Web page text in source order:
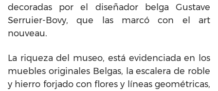
decoradas por el diseñador belga Gustave
Serruier-Bovy, que las marcó con el art
nouveau.
La riqueza del museo, está evidenciada en los
muebles originales Belgas, la escalera de roble
y hierro forjado con flores y líneas geométricas,